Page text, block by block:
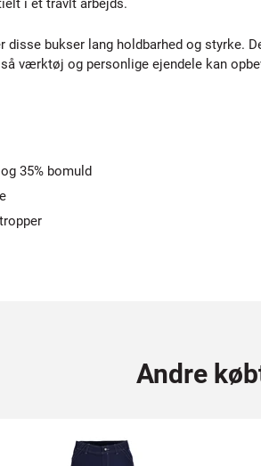
i et travlt arbejds.
disse bukser lang holdbarhed og
værktøj og personlige ejendele kan
35% bomuld
Andre